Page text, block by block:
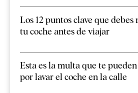
Los 12 puntos clave que debes
tu coche antes de viajar
Esta es la multa que te
por lavar el coche en la calle